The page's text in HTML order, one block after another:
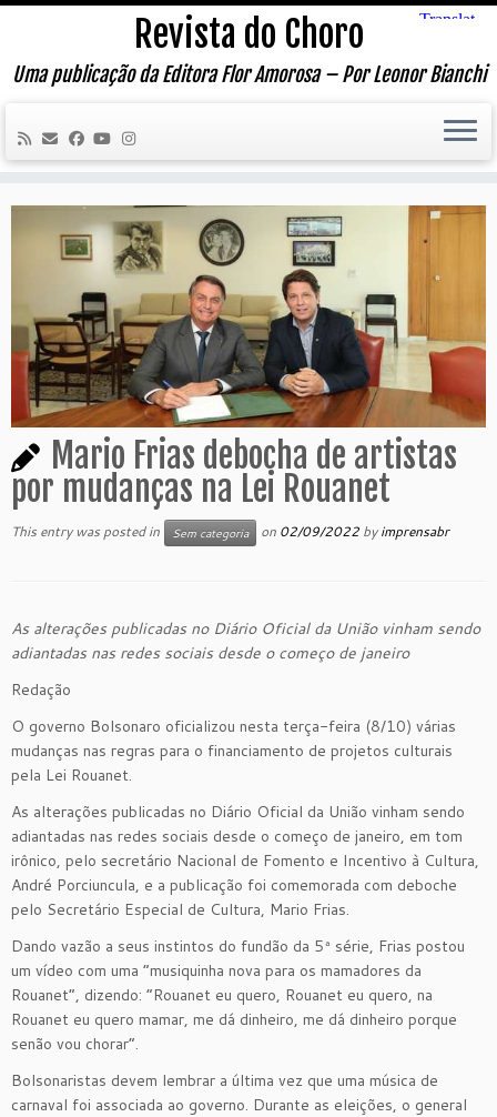
Skip
content
Revista do Choro
Uma publicação da Editora Flor Amorosa – Por Leonor Bianchi
Mario Frias debocha de artistas
por mudanças na Lei Rouanet
This entry was posted in Sem categoria on 02/09/2022 byimprensabr
As alterações publicadas no Diário Oficial da União vinham sendo
adiantadas nas redes sociais desde o começo de janeiro
Redação
O governo Bolsonaro oficializou nesta terça-feira (8/10) várias
mudanças nas regras para o financiamento de projetos culturais
pela Lei Rouanet.
As alterações publicadas no Diário Oficial da União vinham sendo
adiantadas nas redes sociais desde o começo de janeiro, em tom
irônico, pelo secretário Nacional de Fomento e Incentivo à Cultura,
André Porciuncula, e a publicação foi comemorada com deboche
pelo Secretário Especial de Cultura, Mario Frias.
Dando vazão a seus instintos do fundão da 5ª série, Frias postou
um vídeo com uma “musiquinha nova para os mamadores da
Rouanet”, dizendo: “Rouanet eu quero, Rouanet eu quero, na
Rouanet eu quero mamar, me dá dinheiro, me dá dinheiro porque
senão vou chorar”.
Bolsonaristas devem lembrar a última vez que uma música de
carnaval foi associada ao governo. Durante as eleições, o general